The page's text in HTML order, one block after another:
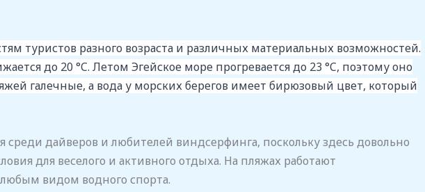
туристов разного возраста и различных материальных возможностей.
до 20 °C. Летом Эгейское море прогревается до 23 °C, поэтому оно
галечные, а вода у морских берегов имеет бирюзовый цвет, который
дайверов и любителей виндсерфинга, поскольку здесь довольно
для веселого и активного отдыха. На пляжах работают
видом водного спорта.